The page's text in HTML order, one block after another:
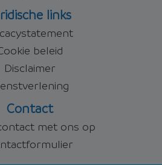
links
beleid
Disclaimer
Contact
met ons op